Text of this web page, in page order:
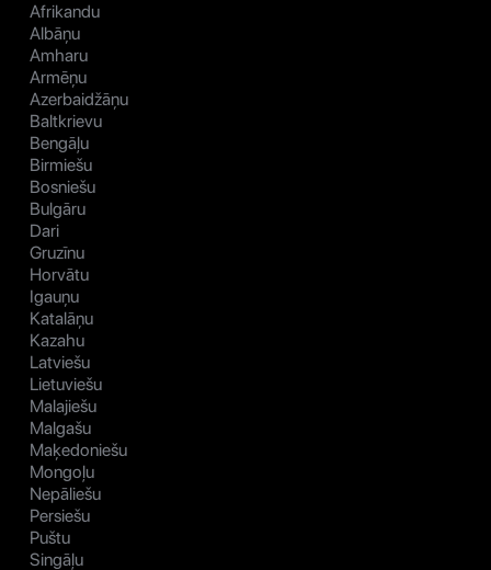
Afrikandu
Albāņu
Amharu
Armēņu
Azerbaidžāņu
Baltkrievu
Bengāļu
Birmiešu
Bosniešu
Bulgāru
Dari
Gruzīnu
Horvātu
Igauņu
Katalāņu
Kazahu
Latviešu
Lietuviešu
Malajiešu
Malgašu
Maķedoniešu
Mongoļu
Nepāliešu
Persiešu
Puštu
Singāļu